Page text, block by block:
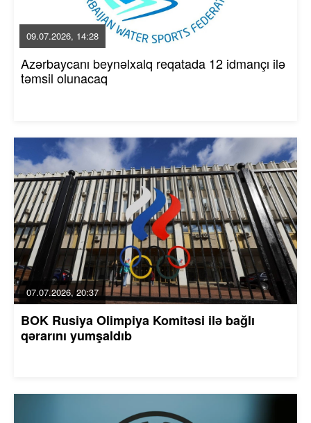
09.07.2026, 14:28
Azərbaycanı beynəlxalq reqatada 12 idmançı ilə
təmsil olunacaq
07.07.2026, 20:37
BOK Rusiya Olimpiya Komitəsi ilə bağlı
qərarını yumşaldıb